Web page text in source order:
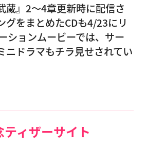
蔵』2〜4章更新時に配信さ
グをまとめたCDも4/23にリ
ションムービーでは、サー
ニドラマもチラ見せされてい
ィザーサイト